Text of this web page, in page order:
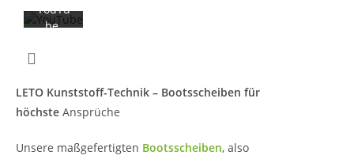
YouTu
be.
Video
LETO Kunststoff-Technik – Bootsscheiben für
höchste Ansprüche
Unsere maßgefertigten Bootsscheiben, also